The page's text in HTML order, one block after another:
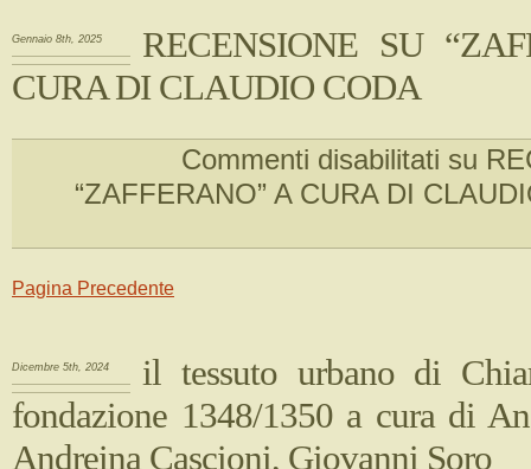
Gennaio 8th, 2025
RECENSIONE SU
CURA DI CLAUDIO CODA
Commenti disabilitati su
“ZAFFERANO” A CURA DI
Pagina Precedente
Dicembre 5th, 2024
il tessuto urbano di
fondazione 1348/1350 a cura di
Andreina Cascioni, Giovanni Soro